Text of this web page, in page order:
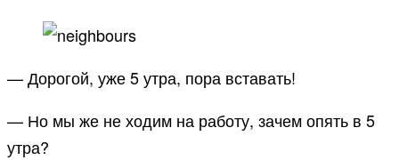
— Дорогой, уже 5 утра, пора вставать!
— Но мы же не ходим на работу, зачем опять в 5
утра?